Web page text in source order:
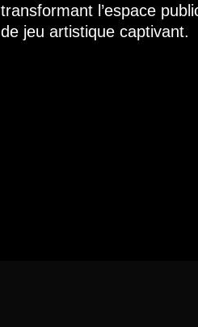
transformant l’espace
de jeu artistique captivant.